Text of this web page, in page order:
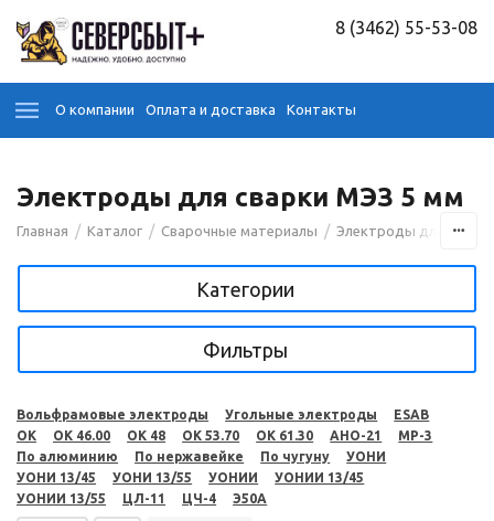
8 (3462) 55-53-08
О компании Оплата и доставка Контакты
Электроды для сварки МЭЗ 5 мм
Главная / Каталог / Сварочные материалы / Электроды для сварки
Категории
Фильтры
Вольфрамовые электроды Угольные электроды
ESAB
OK
OK 46.00 OK 48 OK 53.70 OK 61.30 АНО-21
МР-3
По алюминию
По нержавейке По чугуну
УОНИ
УОНИ 13/45
УОНИ 13/55 УОНИИ
УОНИИ 13/45
УОНИИ 13/55
ЦЛ-11 ЦЧ-4 Э50А